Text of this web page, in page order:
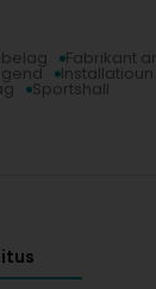
Fabrikant
Sportshall